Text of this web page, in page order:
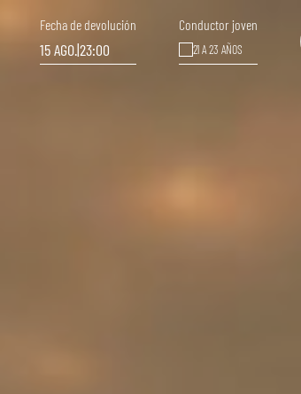
Fecha de devolución
15 AGO.|23:00
Conductor joven
21 A 23 AÑOS